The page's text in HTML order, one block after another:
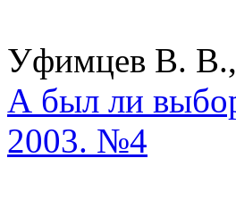
Уфимцев В. В.,
А был ли
2003. №4